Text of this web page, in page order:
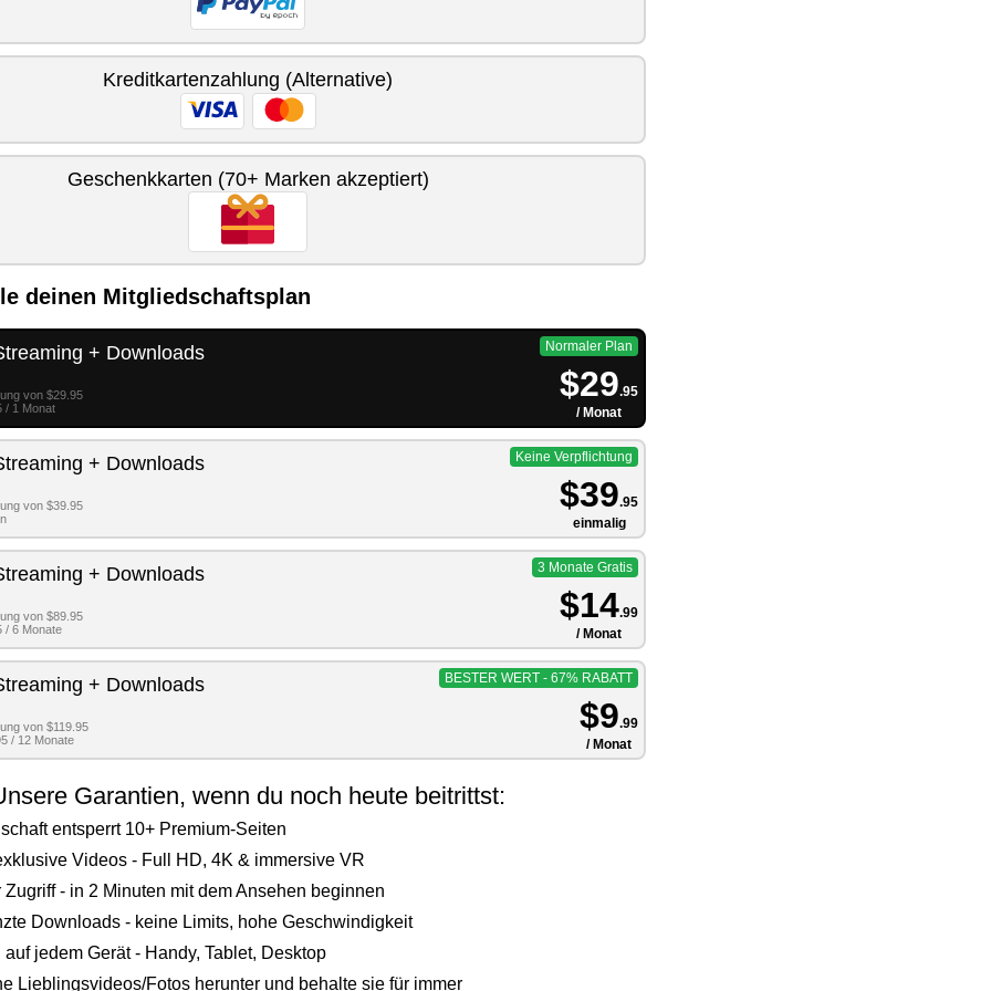
Kreditkartenzahlung (Alternative)
Geschenkkarten (70+ Marken akzeptiert)
deinen Mitgliedschaftsplan
+ Downloads
von $29.95
/ 1 Monat
$29.95
/ Monat
Normaler Plan
+ Downloads
von $39.95
$39.95
einmalig
Keine Verpflichtung
+ Downloads
von $89.95
/ 6 Monate
$14.99
/ Monat
3 Monate Gratis
+ Downloads
von $119.95
/ 12 Monate
$9.99
/ Monat
BESTER WERT - 67% RABATT
Garantien, wenn du noch heute beitrittst:
entsperrt 10+ Premium-Seiten
Videos - Full HD, 4K & immersive VR
Zugriff - in 2 Minuten mit dem Ansehen beginnen
Downloads - keine Limits, hohe Geschwindigkeit
auf jedem Gerät - Handy, Tablet, Desktop
Lieblingsvideos/Fotos herunter und behalte sie für immer